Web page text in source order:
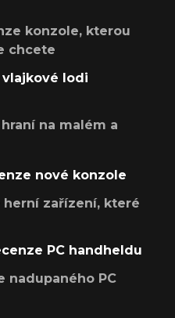
konzole, kterou
chcete
vlajkové lodi
na malém a
nové konzole
herní zařízení, které
PC handheldu
nadupaného PC